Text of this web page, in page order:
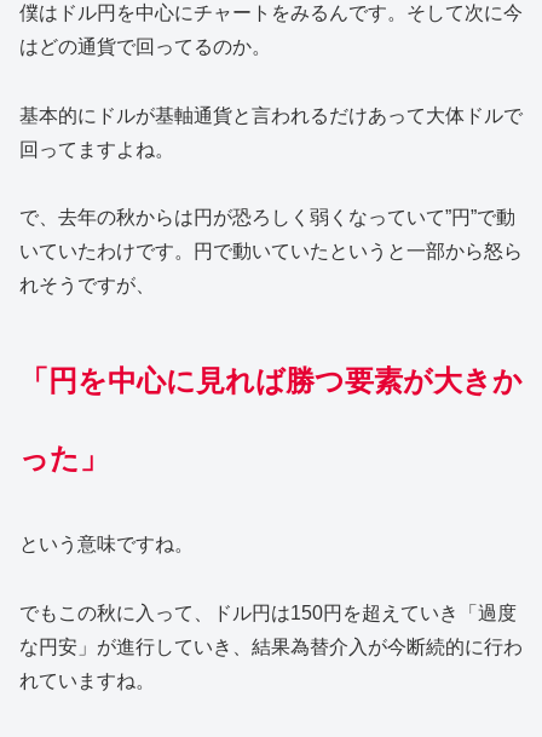
僕はドル円を中心にチャートをみるんです。そして次に今
はどの通貨で回ってるのか。
基本的にドルが基軸通貨と言われるだけあって大体ドルで
回ってますよね。
で、去年の秋からは円が恐ろしく弱くなっていて”円”で動
いていたわけです。円で動いていたというと一部から怒ら
れそうですが、
「円を中心に見れば勝つ要素が大きか
った」
という意味ですね。
でもこの秋に入って、ドル円は150円を超えていき「過度
な円安」が進行していき、結果為替介入が今断続的に行わ
れていますね。